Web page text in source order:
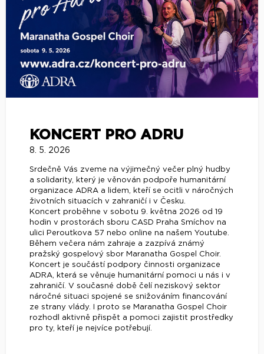
KONCERT PRO ADRU
8. 5. 2026
Srdečně Vás zveme na výjimečný večer plný hudby
a solidarity, který je věnován podpoře humanitární
organizace ADRA a lidem, kteří se ocitli v náročných
životních situacích v zahraničí i v Česku.
Koncert proběhne v sobotu 9. května 2026 od 19
hodin v prostorách sboru CASD Praha Smíchov na
ulici Peroutkova 57 nebo online na našem Youtube.
Během večera nám zahraje a zazpívá známý
pražský gospelový sbor Maranatha Gospel Choir.
Koncert je součástí podpory činnosti organizace
ADRA, která se věnuje humanitární pomoci u nás i v
zahraničí. V současné době čelí neziskový sektor
náročné situaci spojené se snižováním financování
ze strany vlády. I proto se Maranatha Gospel Choir
rozhodl aktivně přispět a pomoci zajistit prostředky
pro ty, kteří je nejvíce potřebují.